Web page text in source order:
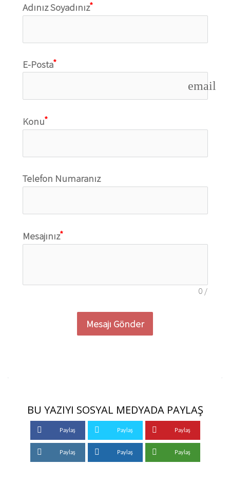
Adınız Soyadınız
E-Posta
email
Konu
Telefon Numaranız
Mesajınız
0 /
Mesajı Gönder
BU YAZIYI SOSYAL MEDYADA PAYLAŞ
Paylaş Paylaş Paylaş
Paylaş Paylaş Paylaş